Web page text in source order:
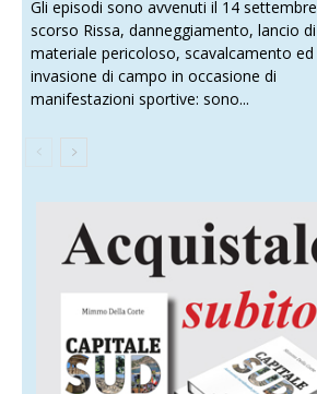
Gli episodi sono avvenuti il 14 settembre
scorso Rissa, danneggiamento, lancio di
materiale pericoloso, scavalcamento ed
invasione di campo in occasione di
manifestazioni sportive: sono...